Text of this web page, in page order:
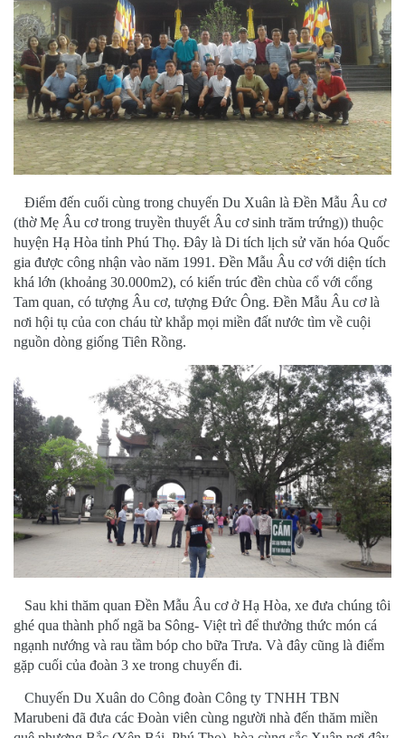
Điểm đến cuối cùng trong chuyến Du Xuân là Đền Mẫu Âu cơ
(thờ Mẹ Âu cơ trong truyền thuyết Âu cơ sinh trăm trứng)) thuộc
huyện Hạ Hòa tỉnh Phú Thọ. Đây là Di tích lịch sử văn hóa Quốc
gia được công nhận vào năm 1991. Đền Mẫu Âu cơ với diện tích
khá lớn (khoảng 30.000m2), có kiến trúc đền chùa cổ với cổng
Tam quan, có tượng Âu cơ, tượng Đức Ông. Đền Mẫu Âu cơ là
nơi hội tụ của con cháu từ khắp mọi miền đất nước tìm về cuội
nguồn dòng giống Tiên Rồng.
Sau khi thăm quan Đền Mẫu Âu cơ ở Hạ Hòa, xe đưa chúng tôi
ghé qua thành phố ngã ba Sông- Việt trì để thưởng thức món cá
ngạnh nướng và rau tầm bóp cho bữa Trưa. Và đây cũng là điểm
gặp cuối của đoàn 3 xe trong chuyến đi.
Chuyến Du Xuân do Công đoàn Công ty TNHH TBN
Marubeni đã đưa các Đoàn viên cùng người nhà đến thăm miền
quê phương Bắc (Yên Bái, Phú Thọ), hòa cùng sắc Xuân nơi đây